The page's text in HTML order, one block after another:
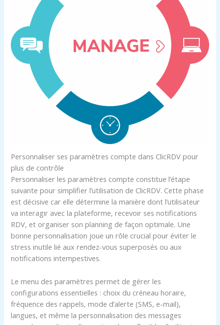
Personnaliser ses paramètres compte dans ClicRDV pour
plus de contrôle
Personnaliser les paramètres compte constitue l’étape
suivante pour simplifier l’utilisation de ClicRDV. Cette phase
est décisive car elle détermine la manière dont l’utilisateur
va interagir avec la plateforme, recevoir ses notifications
RDV, et organiser son planning de façon optimale. Une
bonne personnalisation joue un rôle crucial pour éviter le
stress inutile lié aux rendez-vous superposés ou aux
notifications intempestives.
Le menu des paramètres permet de gérer les
configurations essentielles : choix du créneau horaire,
fréquence des rappels, mode d’alerte (SMS, e-mail),
langues, et même la personnalisation des messages